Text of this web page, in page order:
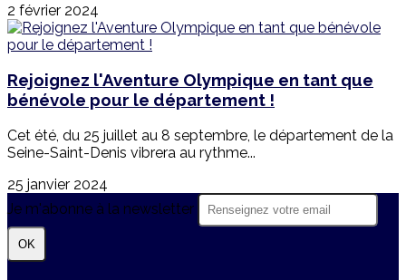
2 février 2024
Rejoignez l'Aventure Olympique en tant que
bénévole pour le département !
Cet été, du 25 juillet au 8 septembre, le département de la
Seine-Saint-Denis vibrera au rythme...
25 janvier 2024
Je m'abonne à la newsletter
OK